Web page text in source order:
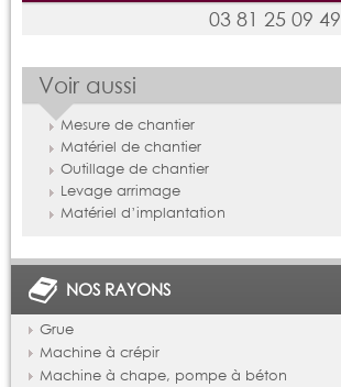
03 81 25 09 49
Voir aussi
Mesure de chantier
Matériel de chantier
Outillage de chantier
Levage arrimage
Matériel d’implantation
NOS RAYONS
Grue
Machine à crépir
Machine à chape, pompe à béton